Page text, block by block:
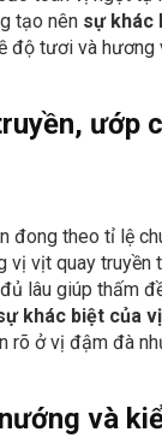
tạo nên sự khác
độ tươi và hương
ướp
đong theo tỉ lệ
vị vịt quay truyền
lâu giúp thấm
khác biệt của
rõ ở vị đậm đà
và